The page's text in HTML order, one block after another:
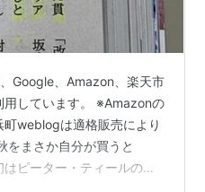
Google、Amazon、楽天市
しています。 ※Amazonの
weblogは適格販売により
をまさか自分が買うと
ピーター・ティールの世